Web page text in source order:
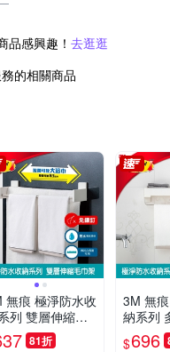
品感興趣！ 去逛逛
的相關商品
無痕 極淨防水收
列 雙層伸縮毛
81折
3M 無
納系列
收納架
$696